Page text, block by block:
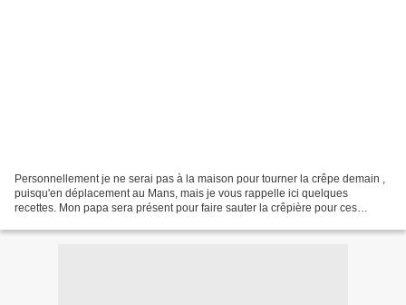
Personnellement je ne serai pas à la maison pour tourner la crêpe demain ,
puisqu'en déplacement au Mans, mais je vous rappelle ici quelques
recettes. Mon papa sera présent pour faire sauter la crêpière pour ces